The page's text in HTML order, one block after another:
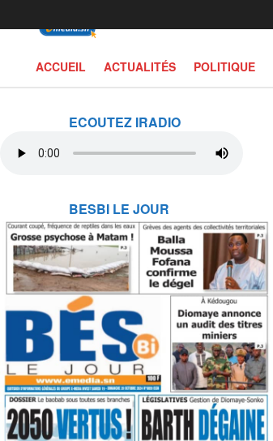
ECOUTEZ IRADIO
BESBI LE JOUR
ACCUEIL ACTUALITÉS POLITIQUE